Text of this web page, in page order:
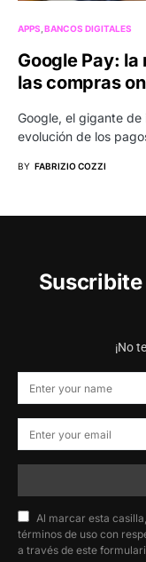
APPS BANCOS DIGITALES
Google Pay:
las compras
Google, el gigante
evolución de los
BY FABRIZIO COZZI
¡No
Al marcar esta
términos de uso con
a través de este